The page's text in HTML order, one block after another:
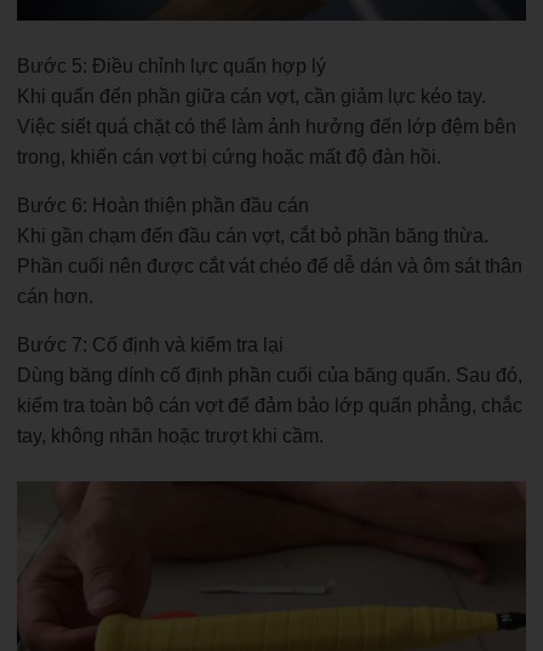
Bước 5: Điều chỉnh lực quấn hợp lý
Khi quấn đến phần giữa cán vợt, cần giảm lực kéo tay.
Việc siết quá chặt có thể làm ảnh hưởng đến lớp đệm bên
trong, khiến cán vợt bị cứng hoặc mất độ đàn hồi.
Bước 6: Hoàn thiện phần đầu cán
Khi gần chạm đến đầu cán vợt, cắt bỏ phần băng thừa.
Phần cuối nên được cắt vát chéo để dễ dán và ôm sát thân
cán hơn.
Bước 7: Cố định và kiểm tra lại
Dùng băng dính cố định phần cuối của băng quấn. Sau đó,
kiểm tra toàn bộ cán vợt để đảm bảo lớp quấn phẳng, chắc
tay, không nhăn hoặc trượt khi cầm.